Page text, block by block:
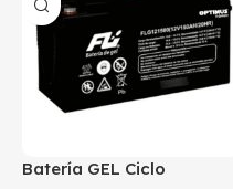
Batería GEL Ciclo